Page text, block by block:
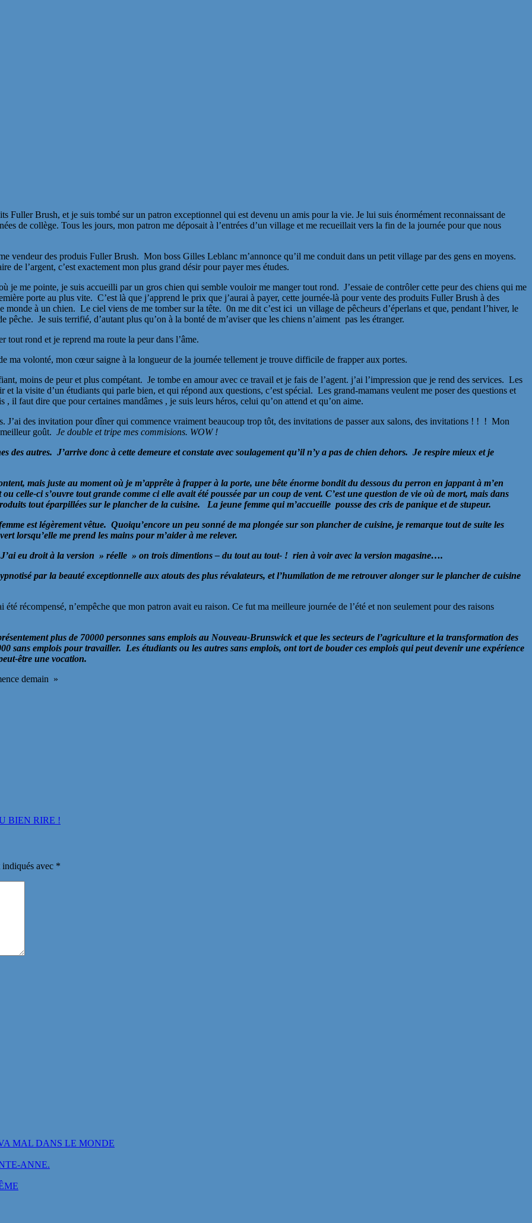
Fuller Brush, et je suis tombé sur un patron exceptionnel qui est devenu un amis pour la vie. Je lui suis énormément reconnaissant de
de collège. Tous les jours, mon patron me déposait à l’entrées d’un village et me recueillait vers la fin de la journée pour que nous
vendeur des produis Fuller Brush. Mon boss Gilles Leblanc m’annonce qu’il me conduit dans un petit village par des gens en moyens.
l’argent, c’est exactement mon plus grand désir pour payer mes études.
pointe, je suis accueilli par un gros chien qui semble vouloir me manger tout rond. J’essaie de contrôler cette peur des chiens qui me
porte au plus vite. C’est là que j’apprend le prix que j’aurai à payer, cette journée-là pour vente des produits Fuller Brush à des
à un chien. Le ciel viens de me tomber sur la tête. 0n me dit c’est ici un village de pêcheurs d’éperlans et que, pendant l’hiver, le
Je suis terrifié, d’autant plus qu’on à la bonté de m’aviser que les chiens n’aiment pas les étranger.
tout rond et je reprend ma route la peur dans l’âme.
ma volonté, mon cœur saigne à la longueur de la journée tellement je trouve difficile de frapper aux portes.
moins de peur et plus compétant. Je tombe en amour avec ce travail et je fais de l’agent. j’ai l’impression que je rend des services. Les
la visite d’un étudiants qui parle bien, et qui répond aux questions, c’est spécial. Les grand-mamans veulent me poser des questions et
faut dire que pour certaines mandâmes , je suis leurs héros, celui qu’on attend et qu’on aime.
J’ai des invitation pour dîner qui commence vraiment beaucoup trop tôt, des invitations de passer aux salons, des invitations ! ! ! Mon
goût. Je double et tripe mes commisions. WOW !
des autres. J’arrive donc à cette demeure et constate avec soulagement qu’il n’y a pas de chien dehors. Je respire mieux et je
mais juste au moment où je m’apprête à frapper à la porte, une bête énorme bondit du dessous du perron en jappant à m’en
celle-ci s’ouvre tout grande comme ci elle avait été poussée par un coup de vent. C’est une question de vie où de mort, mais dans
tout éparpillées sur le plancher de la cuisine. La jeune femme qui m’accueille pousse des cris de panique et de stupeur.
est légèrement vêtue. Quoiqu’encore un peu sonné de ma plongée sur son plancher de cuisine, je remarque tout de suite les
lorsqu’elle me prend les mains pour m’aider à me relever.
eu droit à la version » réelle » on trois dimentions – du tout au tout- ! rien à voir avec la version magasine….
par la beauté exceptionnelle aux atouts des plus révalateurs, et l’humilation de me retrouver alonger sur le plancher de cuisine
récompensé, n’empêche que mon patron avait eu raison. Ce fut ma meilleure journée de l’été et non seulement pour des raisons
plus de 70000 personnes sans emplois au Nouveau-Brunswick et que les secteurs de l’agriculture et la transformation des
sans emplois pour travailler. Les étudiants ou les autres sans emplois, ont tort de bouder ces emplois qui peut devenir une expérience
être une vocation.
demain »
BIEN RIRE !
avec *
MAL DANS LE MONDE
ANNE.